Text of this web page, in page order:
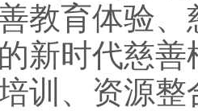
教育体验
新时代慈
训、资源